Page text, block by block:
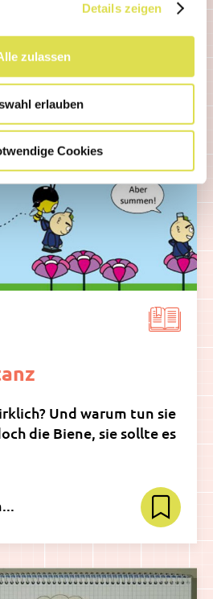
Details zeigen
zulassen
erlauben
Cookies
Und warum tun sie
die Biene, sie sollte es